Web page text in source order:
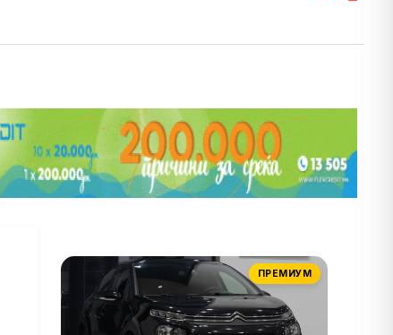
ПРЕМИУМ